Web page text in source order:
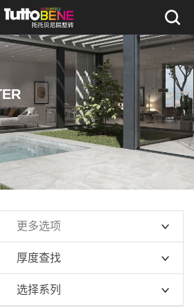
更多选项
厚度查找
10mm系列
选择系列